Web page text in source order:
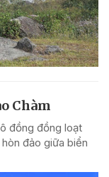
Chàm
đồng đồng loạt
đảo giữa biển